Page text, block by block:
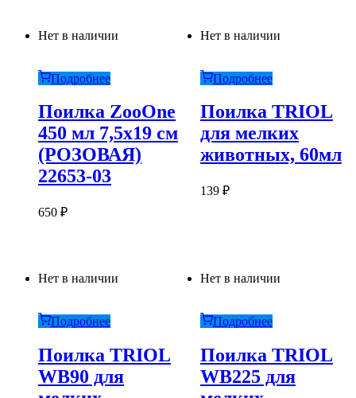
Нет в наличии
Подробнее
Поилка ZooOne
450 мл 7,5х19 см
(РОЗОВАЯ)
22653-03
650 ₽
Нет в наличии
Подробнее
Поилка TRIOL
для мелких
животных, 60мл
139 ₽
Нет в наличии
Подробнее
Поилка TRIOL
WB90 для
Нет в наличии
Подробнее
Поилка TRIOL
WB225 для